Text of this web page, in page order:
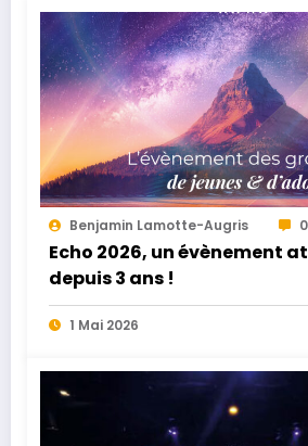
Benjamin Lamotte-Augris 0
Echo 2026, un évènement
depuis 3 ans !
1 Mai 2026